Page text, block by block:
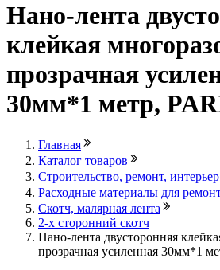
Нано-лента
клейкая
прозрачная
30мм*1 метр,
Главная
Каталог товаров
Строительство, ремонт, интерьер
Расходные материалы для
Скотч, малярная лента
2-х сторонний скотч
Нано-лента двусторонняя
прозрачная усиленная 30мм*1